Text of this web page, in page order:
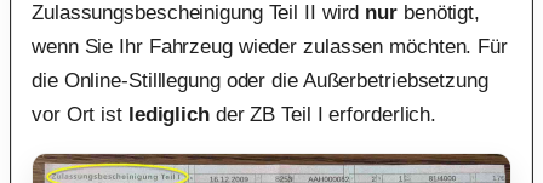
Zulassungsbescheinigung Teil II wird nur benötigt,
wenn Sie Ihr Fahrzeug wieder zulassen möchten. Für
die Online-Stilllegung oder die Außerbetriebsetzung
vor Ort ist lediglichder ZB Teil I erforderlich.